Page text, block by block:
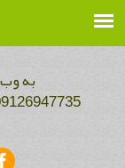
به